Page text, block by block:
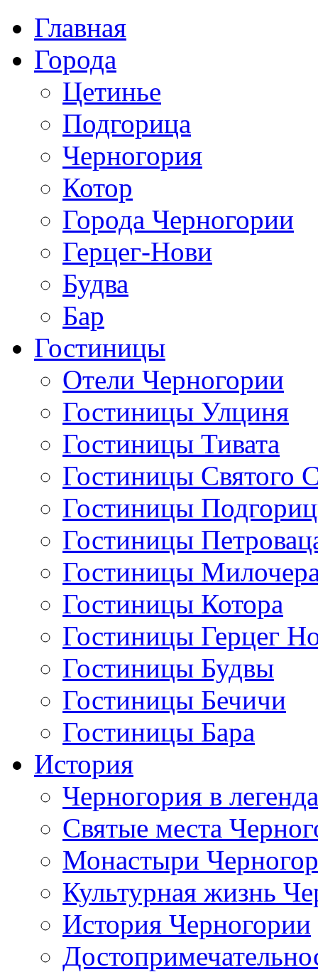
Главная
Города
Цетинье
Подгорица
Черногория
Котор
Города Черногории
Герцег-Нови
Будва
Бар
Гостиницы
Отели Черногории
Гостиницы Улциня
Гостиницы Тивата
Гостиницы Святого
Гостиницы
Гостиницы
Гостиницы
Гостиницы Котора
Гостиницы Герцег
Гостиницы Будвы
Гостиницы Бечичи
Гостиницы Бара
История
Черногория в
Святые места
Монастыри
Культурная жизнь
История Черногории